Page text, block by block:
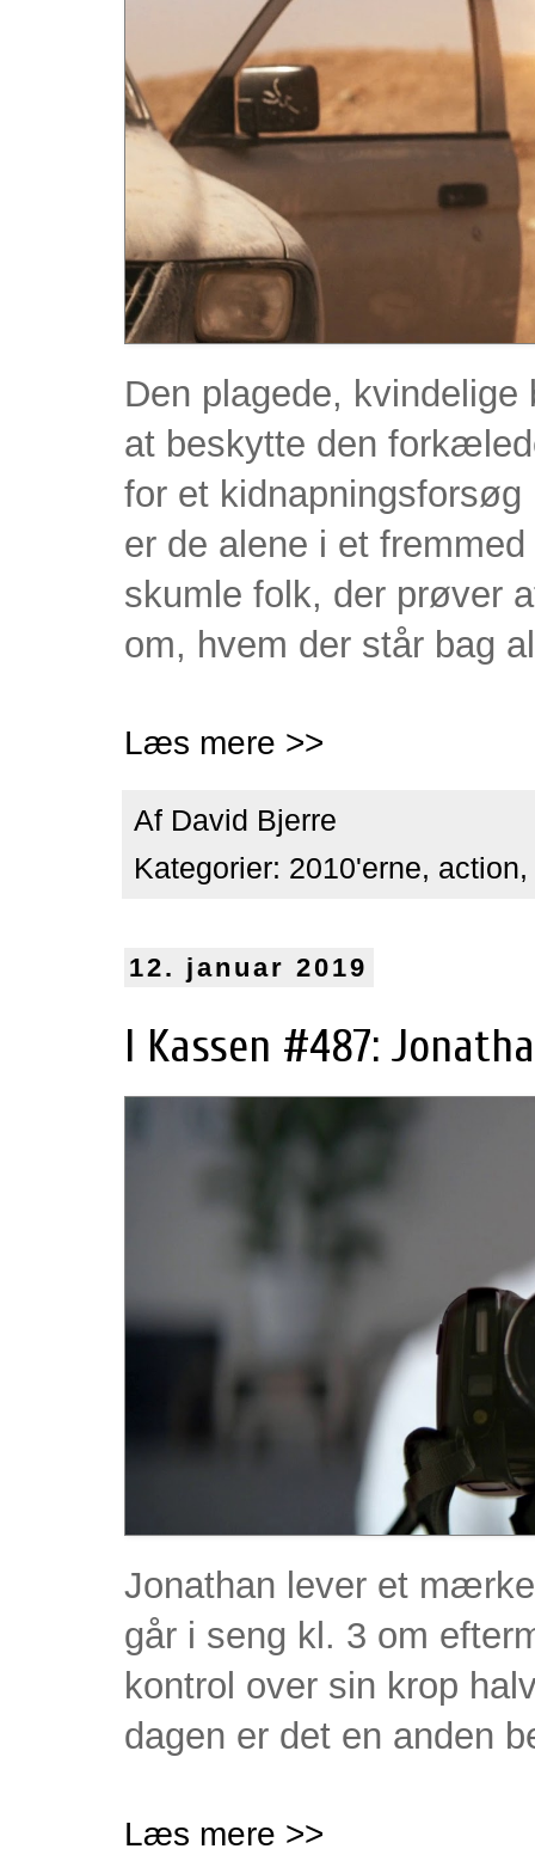
Den plagede,
at beskytte den
for et
er de alene i et
skumle folk, der prøver
om, hvem der står bag
Læs mere >>
Af David Bjerre
Kategorier: 2010'erne, action,
12. januar 2019
I Kassen #487:
Jonathan lever et
går i seng kl. 3 om
kontrol over sin krop
dagen er det en anden
Læs mere >>